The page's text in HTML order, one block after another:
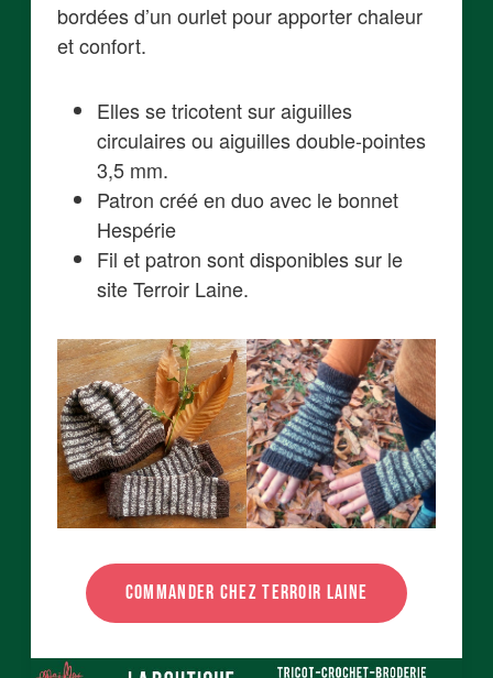
bordées d’un ourlet pour apporter chaleur
et confort.
Elles se tricotent sur aiguilles
circulaires ou aiguilles double-pointes
3,5 mm.
Patron créé en duo avec le bonnet
Hespérie
Fil et patron sont disponibles sur le
site Terroir Laine.
COMMANDER CHEZ TERROIR LAINE